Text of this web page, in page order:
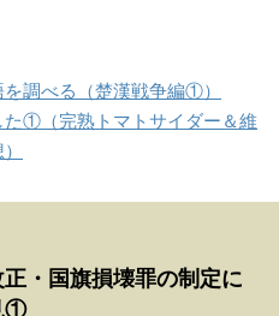
調べる（楚漢戦争編①）
た①（完熟トマトサイダー＆維
・国旗損壊罪の制定に
①